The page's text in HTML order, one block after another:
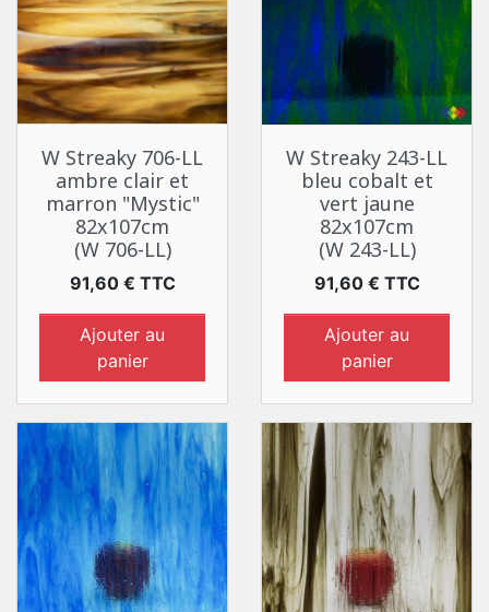
W Streaky 706-LL
ambre clair et
marron "Mystic"
82x107cm
(W 706-LL)
Prix
91,60 € TTC
Ajouter au
panier
W Streaky 243-LL
bleu cobalt et
vert jaune
82x107cm
(W 243-LL)
Prix
91,60 € TTC
Ajouter au
panier